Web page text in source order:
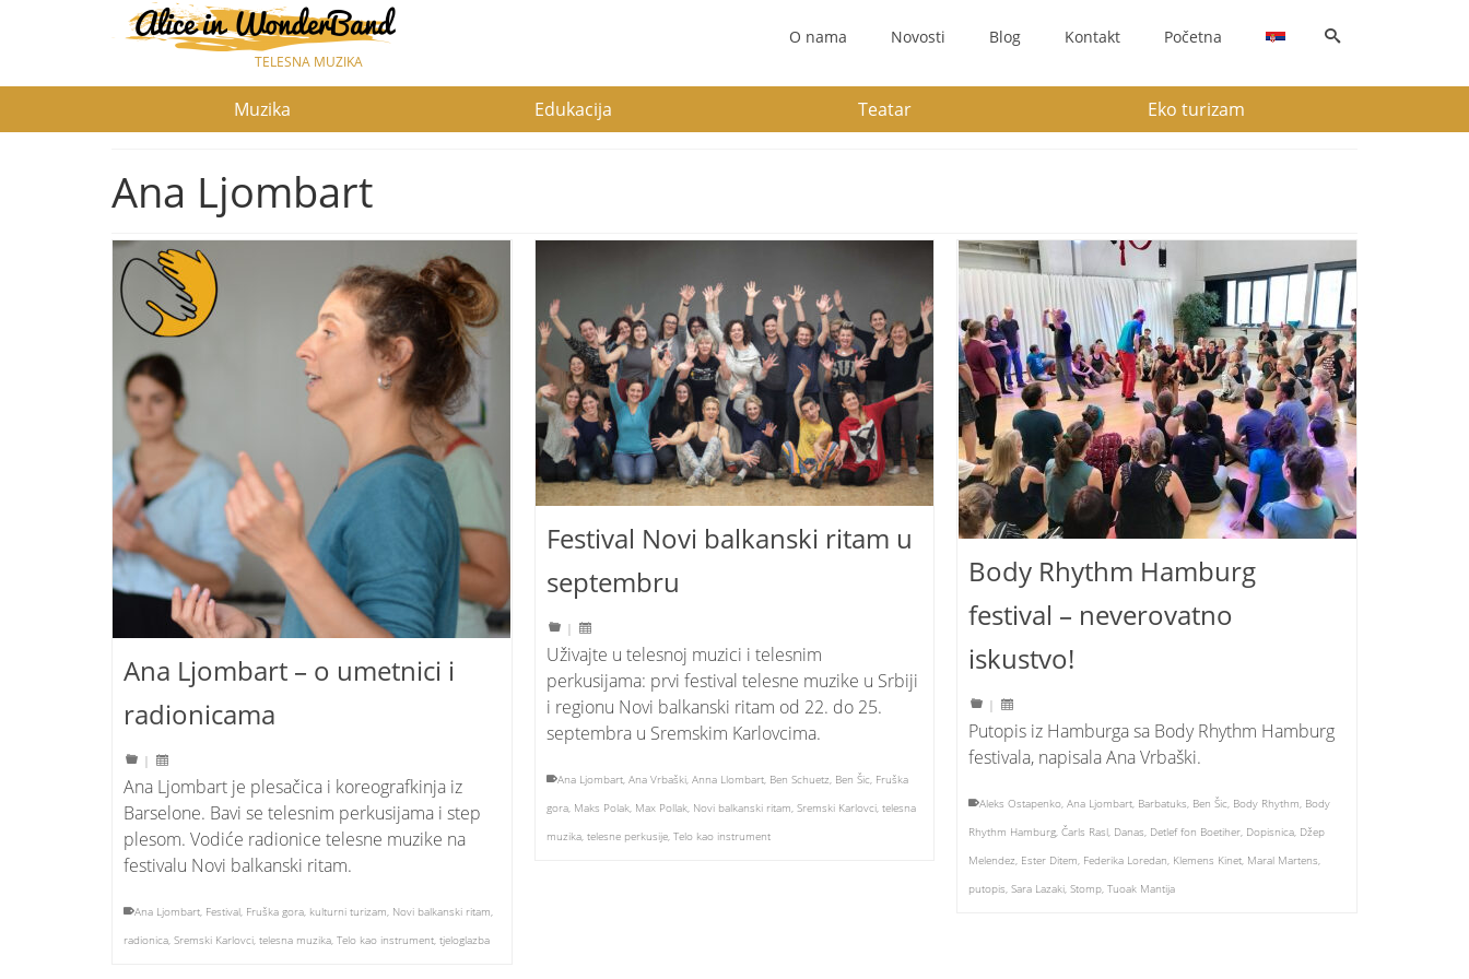
TELESNA MUZIKA
O nama Novosti Blog Kontakt Početna
Muzika Edukacija Teatar Eko turizam
Ana Ljombart
Ana Ljombart – o umetnici i
radionicama
|
Ana Ljombart je plesačica i koreografkinja iz
Barselone. Bavi se telesnim perkusijama i step
plesom. Vodiće radionice telesne muzike na
festivalu Novi balkanski ritam.
Ana Ljombart, Festival, Fruška gora, kulturni turizam, Novi balkanski ritam,
radionica, Sremski Karlovci, telesna muzika, Telo kao instrument, tjeloglazba
Festival Novi balkanski ritam u
septembru
|
Uživajte u telesnoj muzici i telesnim
perkusijama: prvi festival telesne muzike u Srbiji
i regionu Novi balkanski ritam od 22. do 25.
septembra u Sremskim Karlovcima.
Ana Ljombart, Ana Vrbaški, Anna Llombart, Ben Schuetz, Ben Šic, Fruška
gora, Maks Polak, Max Pollak, Novi balkanski ritam, Sremski Karlovci, telesna
muzika, telesne perkusije, Telo kao instrument
Body Rhythm Hamburg
festival – neverovatno
iskustvo!
|
Putopis iz Hamburga sa Body Rhythm Hamburg
festivala, napisala Ana Vrbaški.
Aleks Ostapenko,Ana Ljombart, Barbatuks, Ben Šic, Body Rhythm, Body
Rhythm Hamburg,Čarls Rasl, Danas, Detlef fon Boetiher, Dopisnica, Džep
Melendez, Ester Ditem, Federika Loredan, Klemens Kinet, Maral Martens,
putopis,Sara Lazaki,Stomp,Tuoak Mantija